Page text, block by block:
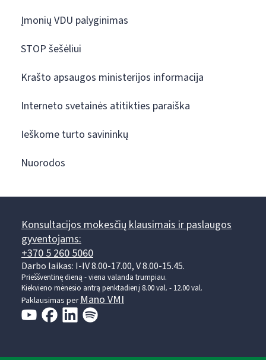
Įmonių VDU palyginimas
STOP šešėliui
Krašto apsaugos ministerijos informacija
Interneto svetainės atitikties paraiška
Ieškome turto savininkų
Nuorodos
Konsultacijos mokesčių klausimais ir paslaugos
gyventojams:
+370 5 260 5060
Darbo laikas: I-IV 8.00-17.00, V 8.00-15.45.
Prieššventinę dieną - viena valanda trumpiau.
Kiekvieno mėnesio antrą penktadienį 8.00 val. - 12.00 val.
Paklausimas perMano VMI